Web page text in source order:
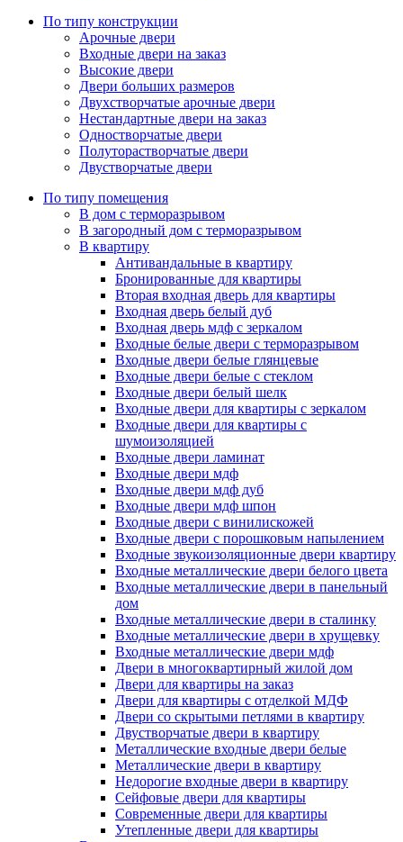
По типу конструкции
Арочные двери
Входные двери на заказ
Высокие двери
Двери больших размеров
Двухстворчатые арочные двери
Нестандартные двери на заказ
Одностворчатые двери
Полуторастворчатые двери
Двустворчатые двери
По типу помещения
В дом с терморазрывом
В загородный дом с терморазрывом
В квартиру
Антивандальные в квартиру
Бронированные для квартиры
Вторая входная дверь для квартиры
Входная дверь белый дуб
Входная дверь мдф с зеркалом
Входные белые двери с терморазрывом
Входные двери белые глянцевые
Входные двери белые с стеклом
Входные двери белый шелк
Входные двери для квартиры с зеркалом
Входные двери для квартиры с
шумоизоляцией
Входные двери ламинат
Входные двери мдф
Входные двери мдф дуб
Входные двери мдф шпон
Входные двери с винилискожей
Входные двери с порошковым напылением
Входные звукоизоляционные двери квартиру
Входные металлические двери белого цвета
Входные металлические двери в панельный
дом
Входные металлические двери в сталинку
Входные металлические двери в хрущевку
Входные металлические двери мдф
Двери в многоквартирный жилой дом
Двери для квартиры на заказ
Двери для квартиры с отделкой МДФ
Двери со скрытыми петлями в квартиру
Двустворчатые двери в квартиру
Металлические входные двери белые
Металлические двери в квартиру
Недорогие входные двери в квартиру
Сейфовые двери для квартиры
Современные двери для квартиры
Утепленные двери для квартиры